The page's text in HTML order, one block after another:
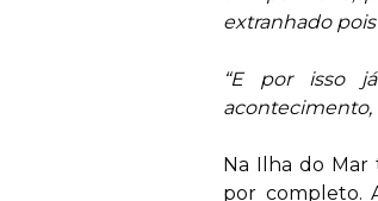
extranhado
“E por isso
acontecimento,
Na Ilha do Mar
por completo.